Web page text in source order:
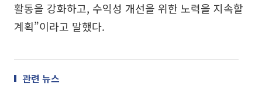
활동을 강화하고, 수익성 개선을 위한 노력을 지속할
계획”이라고 말했다.
관련 뉴스